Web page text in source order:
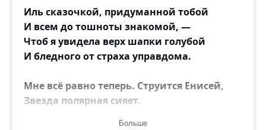
Иль сказочкой, придуманной тобой
И всем до тошноты знакомой, —
Чтоб я увидела верх шапки голубой
И бледного от страха управдома.
Мне всё равно теперь. Струится Енисей,
Звезда полярная сияет.
Больше